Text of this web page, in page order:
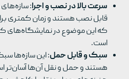
سرعت بالا در نصب و اجرا:
قابل نصب هستند و زمان کمتری برای
که این موضوع در نمایشگاه‌های
است.
سبک و قابل حمل: این سازه‌ها
هستند و حمل و نقل آن‌ها آسان‌تر